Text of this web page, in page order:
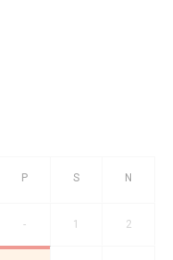
- 1 2